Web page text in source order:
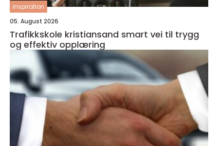
inspiration
05. August 2026
Trafikkskole kristiansand smart vei til trygg
og effektiv opplæring